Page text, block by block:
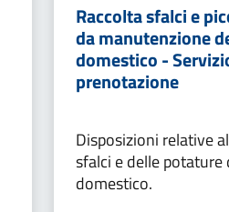
Raccolta sfalci e
da manutenzione
domestico -
prenotazione
Disposizioni relative
sfalci e delle potature
domestico.